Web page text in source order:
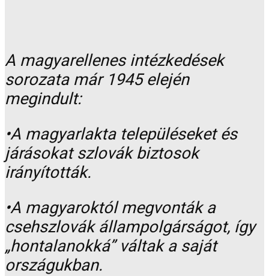
A magyarellenes intézkedések
sorozata már 1945 elején
megindult:
•A magyarlakta településeket és
járásokat szlovák biztosok
irányították.
•A magyaroktól megvonták a
csehszlovák állampolgárságot, így
„hontalanokká” váltak a saját
országukban.